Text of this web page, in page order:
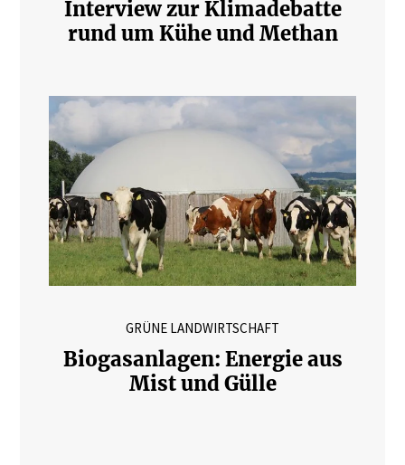
Interview zur Klimadebatte
rund um Kühe und Methan
GRÜNE LANDWIRTSCHAFT
Biogasanlagen: Energie aus
Mist und Gülle